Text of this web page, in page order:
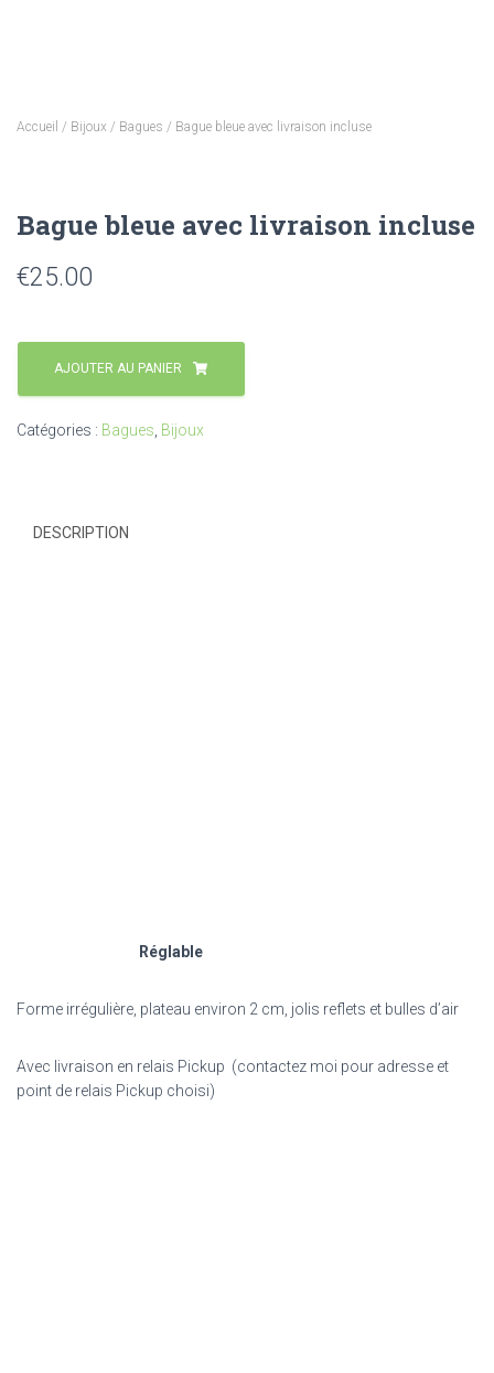
Accueil / Bijoux / Bagues / Bague bleue avec livraison incluse
Bague bleue avec livraison incluse
€25.00
AJOUTER AU PANIER
Catégories : Bagues Bijoux
DESCRIPTION
Réglable
Forme irrégulière, plateau environ 2 cm, jolis reflets et bulles d’air
Avec livraison en relais Pickup (contactez moi pour adresse et
point de relais Pickup choisi)